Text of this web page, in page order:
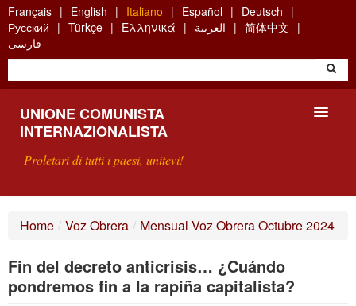
Skip
to
main
content
Français English Italiano Español
Deutsch
Русский
Türkçe Ελληνικά العربية
简体中文
فارسی
UNIONE COMUNISTA
INTERNAZIONALISTA
Proletari di tutti i paesi, unitevi!
RICERCA
Home / Voz Obrera / Mensual Voz Obrera Octubre 2024
Fin del decreto anticrisis… ¿Cuándo
pondremos fin a la rapiña capitalista?